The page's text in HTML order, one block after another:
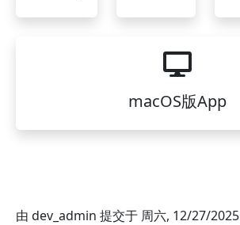
macOS版App
由 dev_admin 提交于 周六, 12/27/